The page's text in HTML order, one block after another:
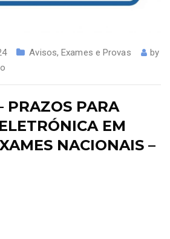
Avisos,Exames e Provas
by
PRAZOS PARA
EM
NACIONAIS –